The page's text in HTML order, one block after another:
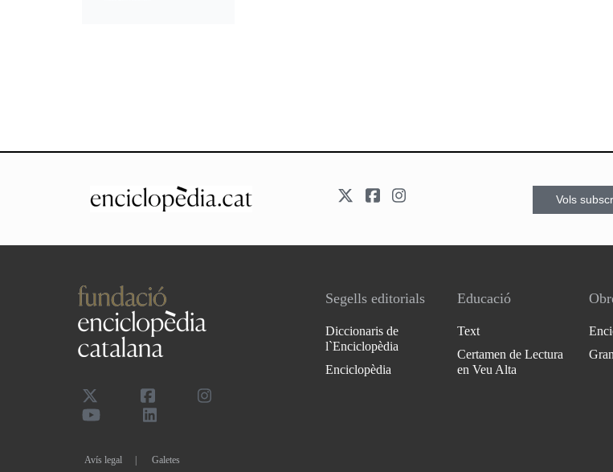
Vols
Avís legal Galetes
Segells editorials
Diccionaris de
l`Enciclopèdia
Enciclopèdia
Educació
Text
Certamen de Lectura
en Veu Alta